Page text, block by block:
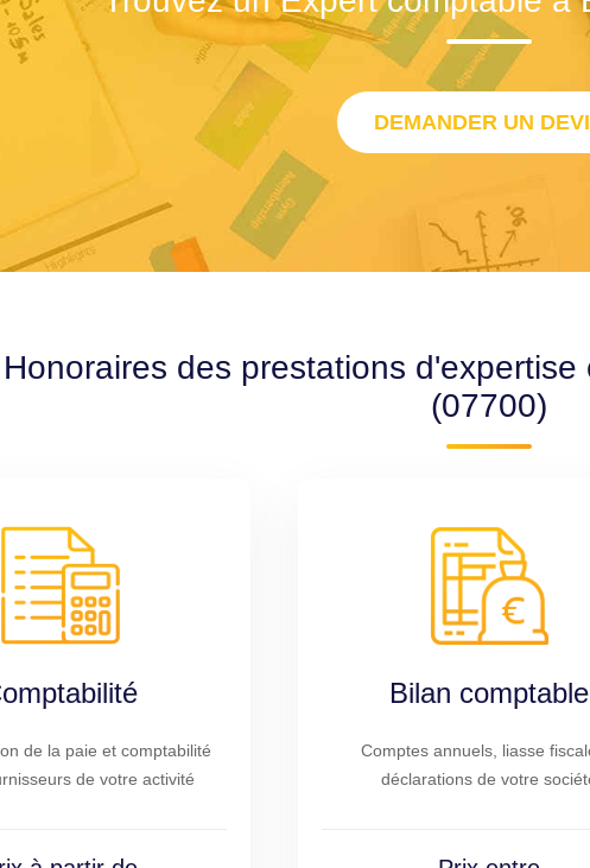
DEMANDER UN
des prestations
(07700)
de la paie et comptabilité
de votre activité
Bilan comptable
Comptes annuels, liasse
déclarations de votre